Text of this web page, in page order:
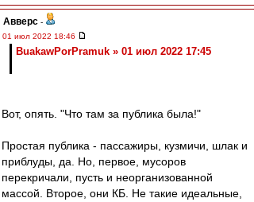
Авверс -
01 июл 2022 18:46
BuakawPorPramuk » 01 июл 2022 17:45
Вот, опять. "Что там за публика была!"
Простая публика - пассажиры, кузмичи, шлак и
приблуды, да. Но, первое, мусоров
перекричали, пусть и неорганизованной
массой. Второе, они КБ. Не такие идеальные,